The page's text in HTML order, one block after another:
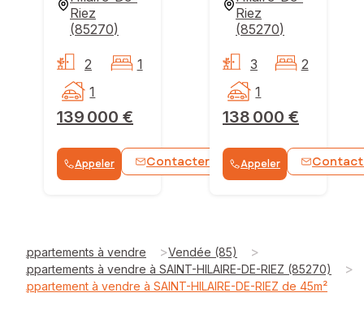
Riez
(85270)
139 000 €
2
1
1
Appeler Contacter WhatsApp
Riez
(85270)
138 000 €
3
2
1
Appeler
Appartements à vendre >Vendée (85) >
Appartements à vendre à SAINT-HILAIRE-DE-RIEZ (85270) >
Appartement à vendre à SAINT-HILAIRE-DE-RIEZ de 45m²